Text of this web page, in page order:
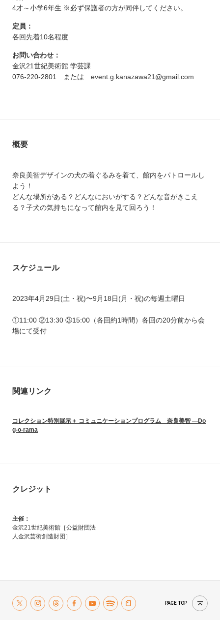
4才～小学6年生 ※必ず保護者の方が同伴してください。
定員：
各回先着10名程度
お問い合わせ：
金沢21世紀美術館 学芸課
076-220-2801 または event.g.kanazawa21@gmail.com
概要
奈良美智デザインの犬の着ぐるみを着て、館内をパトロールし
よう！
どんな場所がある？どんなにおいがする？どんな音がきこえ
る？子犬の気持ちになって館内を見て回ろう！
スケジュール
2023年4月29日(土・祝)〜9月18日(月・祝)の毎週土曜日
①11:00 ②13:30 ③15:00（各回約1時間）各回の20分前から会
場にて受付
関連リンク
コレクション特別展示＋ コミュニケーションプログラム 奈良美智 ―Do
g-o-rama
クレジット
主催：
金沢21世紀美術館［公益財団法
人金沢芸術創造財団］
PAGE TOP